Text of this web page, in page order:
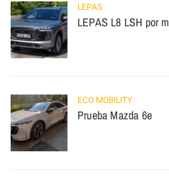
LEPAS
LEPAS L8 LSH por
ECO MOBILITY
Prueba Mazda 6e